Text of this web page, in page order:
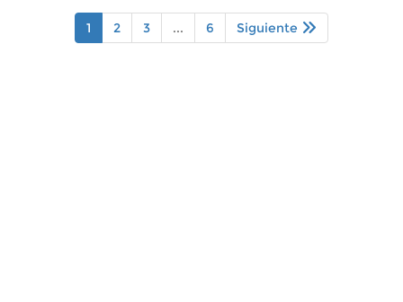
1 2 3 ... 6 Siguiente